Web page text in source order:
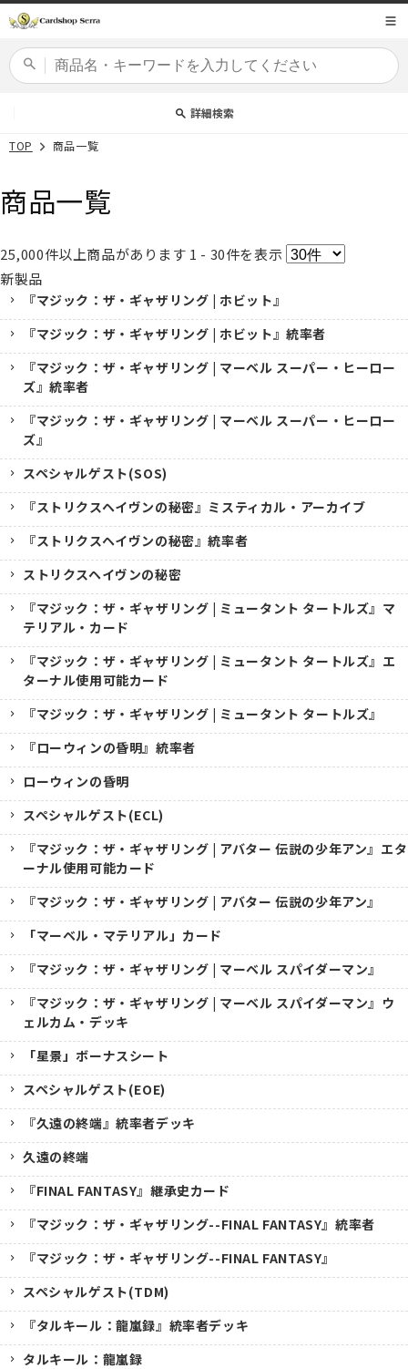
ンツに
詳細検索
商品コード
カードセット
TOP 商品一覧
商品一覧
25,000件以上商品があります 1 - 30件を表示
新製品
『マジック：ザ・ギャザリング | ホビット』
『マジック：ザ・ギャザリング | ホビット』統率者
『マジック：ザ・ギャザリング | マーベル スーパー・ヒーロー
ズ』統率者
『マジック：ザ・ギャザリング | マーベル スーパー・ヒーロー
ズ』
スペシャルゲスト(SOS)
『ストリクスヘイヴンの秘密』ミスティカル・アーカイブ
『ストリクスヘイヴンの秘密』統率者
ストリクスヘイヴンの秘密
『マジック：ザ・ギャザリング | ミュータント タートルズ』マ
テリアル・カード
『マジック：ザ・ギャザリング | ミュータント タートルズ』エ
ターナル使用可能カード
『マジック：ザ・ギャザリング | ミュータント タートルズ』
『ローウィンの昏明』統率者
ローウィンの昏明
スペシャルゲスト(ECL)
『マジック：ザ・ギャザリング | アバター 伝説の少年アン』エタ
ーナル使用可能カード
『マジック：ザ・ギャザリング | アバター 伝説の少年アン』
「マーベル・マテリアル」カード
『マジック：ザ・ギャザリング | マーベル スパイダーマン』
『マジック：ザ・ギャザリング | マーベル スパイダーマン』ウ
ェルカム・デッキ
「星景」ボーナスシート
スペシャルゲスト(EOE)
『久遠の終端』統率者デッキ
久遠の終端
『FINAL FANTASY』継承史カード
『マジック：ザ・ギャザリング--FINAL FANTASY』統率者
『マジック：ザ・ギャザリング--FINAL FANTASY』
スペシャルゲスト(TDM)
『タルキール：龍嵐録』統率者デッキ
タルキール：龍嵐録